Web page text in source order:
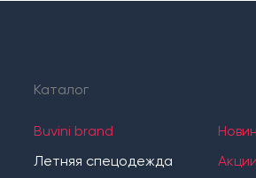
Каталог
Buvini brand
Летняя спецодежда
Акции